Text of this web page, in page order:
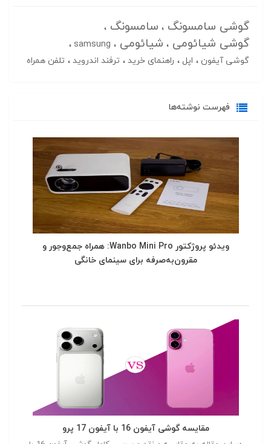
گوشی سامسونگ
سامسونگ
گوشی شیائومی
شیائومی
samsung
گوشی آیفون
اپل راهنمای خرید ترفند اندروید تلفن همراه
فهرست نوشته‌ها
ویدئو پروژکتور Wanbo Mini Pro: همراه جمع‌وجور و
مقرون‌به‌صرفه برای سینمای خانگی
مقایسه گوشی آیفون 16 با آیفون 17 پرو